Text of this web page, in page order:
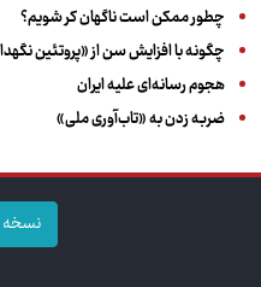
چطور ممکن است ناگهان کر شویم؟
چگونه با افزایش سن از «پروتئین
هجوم رسانه‌ای علیه ایران
ضربه زدن به «تاب‌آوری ملی»